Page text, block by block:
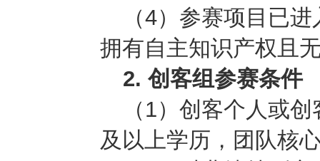
（4）参赛项目已
拥有自主知识产权且
2. 创客组参赛条件
（1）创客个人或
及以上学历，团队核